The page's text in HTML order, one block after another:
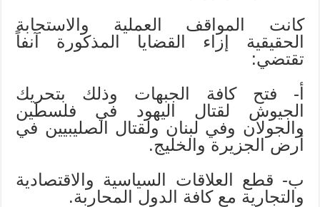
كانت المواقف العملية والاستجابة
الحقيقية إزاء القضايا المذكورة آنفاً
تقتضي:
أ- فتح كافة الجبهات وذلك بتحريك
الجيوش لقتال اليهود في فلسطين
والجولان وفي لبنان ولقتال الصليبيين في
أرض الجزيرة والخليج.
ب- قطع العلاقات السياسية والاقتصادية
والتجارية مع كافة الدول المحاربة.